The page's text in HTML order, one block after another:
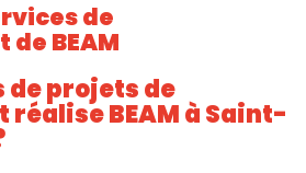
de
BEAM
de projets de
BEAM à Saint-